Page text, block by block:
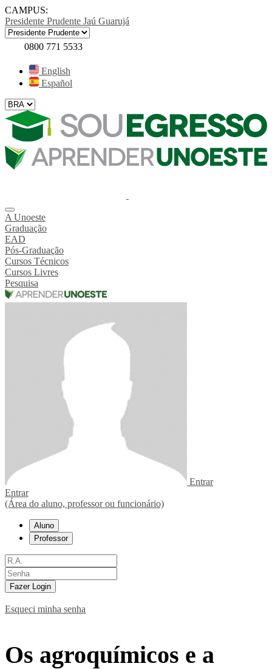
CAMPUS:
Presidente Prudente Jaú Guarujá
0800 771 5533
English
Español
A Unoeste
Graduação
EAD
Pós-Graduação
Cursos Técnicos
Cursos Livres
Pesquisa
Entrar
Entrar
(Área do aluno, professor ou funcionário)
Aluno
Professor
Fazer Login
Esqueci minha senha
Os agroquímicos e a